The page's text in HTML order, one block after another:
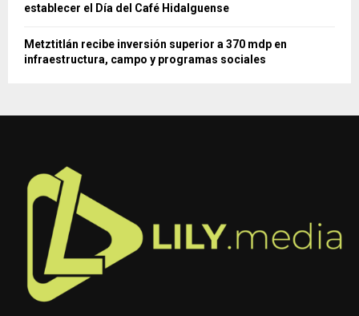
establecer el Día del Café Hidalguense
Metztitlán recibe inversión superior a 370 mdp en
infraestructura, campo y programas sociales